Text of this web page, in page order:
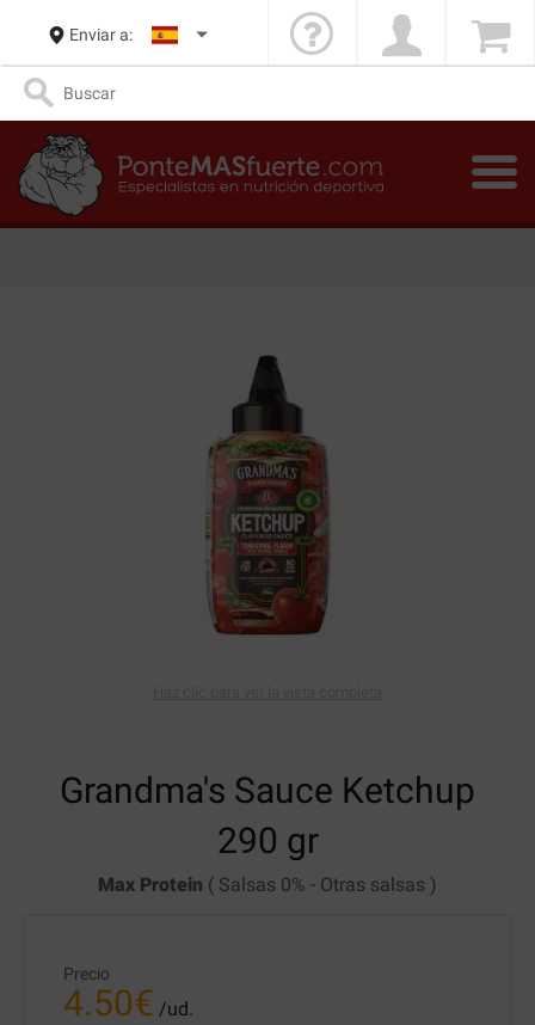
Enviar a:
Grandma's Sauce Ketchup
290 gr
Max Protein ( Salsas 0% - Otras salsas )
Precio
4.50€ /ud.